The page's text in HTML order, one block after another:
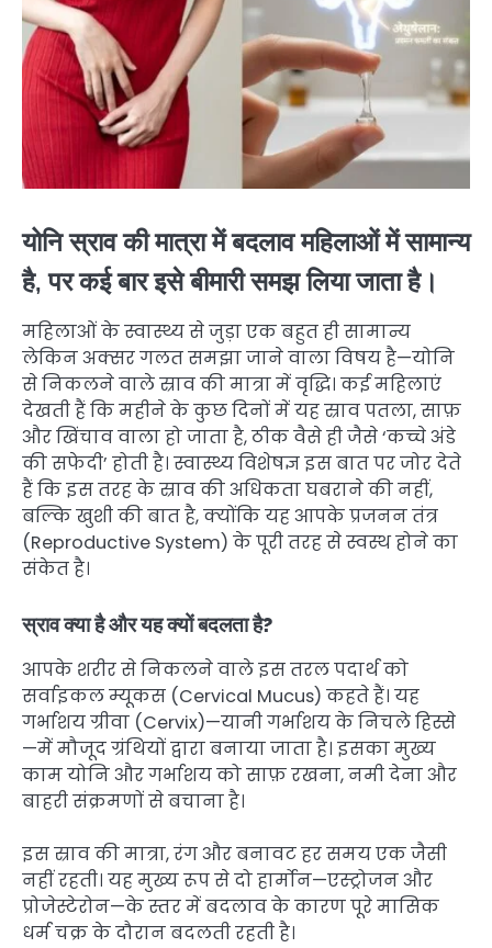
योनि स्राव की मात्रा में बदलाव महिलाओं में सामान्य
है, पर कई बार इसे बीमारी समझ लिया जाता है।
महिलाओं के स्वास्थ्य से जुड़ा एक बहुत ही सामान्य
लेकिन अक्सर गलत समझा जाने वाला विषय है—योनि
से निकलने वाले स्राव की मात्रा में वृद्धि। कई महिलाएं
देखती हैं कि महीने के कुछ दिनों में यह स्राव पतला, साफ़
और खिंचाव वाला हो जाता है, ठीक वैसे ही जैसे ‘कच्चे अंडे
की सफेदी’ होती है। स्वास्थ्य विशेषज्ञ इस बात पर जोर देते
हैं कि इस तरह के स्राव की अधिकता घबराने की नहीं,
बल्कि खुशी की बात है, क्योंकि यह आपके प्रजनन तंत्र
(Reproductive System) के पूरी तरह से स्वस्थ होने का
संकेत है।
स्राव क्या है और यह क्यों बदलता है?
आपके शरीर से निकलने वाले इस तरल पदार्थ को
सर्वाइकल म्यूकस (Cervical Mucus) कहते हैं। यह
गर्भाशय ग्रीवा (Cervix)—यानी गर्भाशय के निचले हिस्से
—में मौजूद ग्रंथियों द्वारा बनाया जाता है। इसका मुख्य
काम योनि और गर्भाशय को साफ़ रखना, नमी देना और
बाहरी संक्रमणों से बचाना है।
इस स्राव की मात्रा, रंग और बनावट हर समय एक जैसी
नहीं रहती। यह मुख्य रूप से दो हार्मोन—एस्ट्रोजन और
प्रोजेस्टेरोन—के स्तर में बदलाव के कारण पूरे मासिक
धर्म चक्र के दौरान बदलती रहती है।